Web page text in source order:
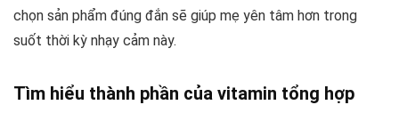
chọn sản phẩm đúng đắn sẽ giúp mẹ yên tâm hơn trong
suốt thời kỳ nhạy cảm này.
Tìm hiểu thành phần của vitamin tổng hợp